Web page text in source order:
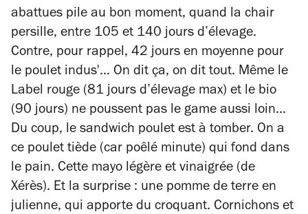
abattues pile au bon moment, quand la chair
persille, entre 105 et 140 jours d’élevage.
Contre, pour rappel, 42 jours en moyenne pour
le poulet indus'... On dit ça, on dit tout. Même le
Label rouge (81 jours d’élevage max) et le bio
(90 jours) ne poussent pas le game aussi loin…
Du coup, le sandwich poulet est à tomber. On a
ce poulet tiède (car poêlé minute) qui fond dans
le pain. Cette mayo légère et vinaigrée (de
Xérès). Et la surprise : une pomme de terre en
julienne, qui apporte du croquant. Cornichons et